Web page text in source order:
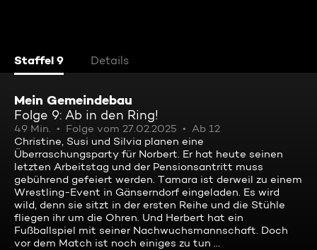
Staffel 9 Details
Mein Gemeindebau
Folge 9: Ab in den Ring!
49 Min. Folge vom 27.02.2025
Ab 12
Christine, Susi und Silvia planen eine
Überraschungsparty für Norbert. Er hat heute seinen
letzten Arbeitstag und der Pensionsantritt muss
gebührend gefeiert werden. Tamara ist derweil zu einem
Wrestling-Event in Gänserndorf eingeladen. Es wird
wild, denn sie sitzt in der ersten Reihe und die Stühle
fliegen ihr um die Ohren. Und Herbert hat ein
Fußballspiel mit seiner Nachwuchsmannschaft. Doch
vor dem Match ist noch einiges zu tun ...